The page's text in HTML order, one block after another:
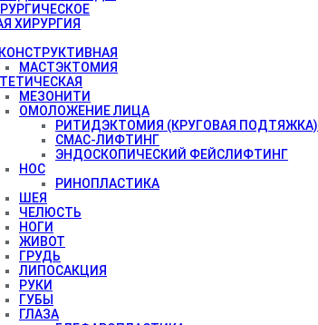
ХИРУРГИЯ
МАСТЭКТОМИЯ
МЕЗОНИТИ
ОМОЛОЖЕНИЕ ЛИЦА
РИТИДЭКТОМИЯ (КРУГОВАЯ ПОДТЯЖКА)
СМАС-ЛИФТИНГ
ЭНДОСКОПИЧЕСКИЙ ФЕЙСЛИФТИНГ
НОС
РИНОПЛАСТИКА
ШЕЯ
ЧЕЛЮСТЬ
НОГИ
ЖИВОТ
ГРУДЬ
ЛИПОСАКЦИЯ
РУКИ
ГУБЫ
ГЛАЗА